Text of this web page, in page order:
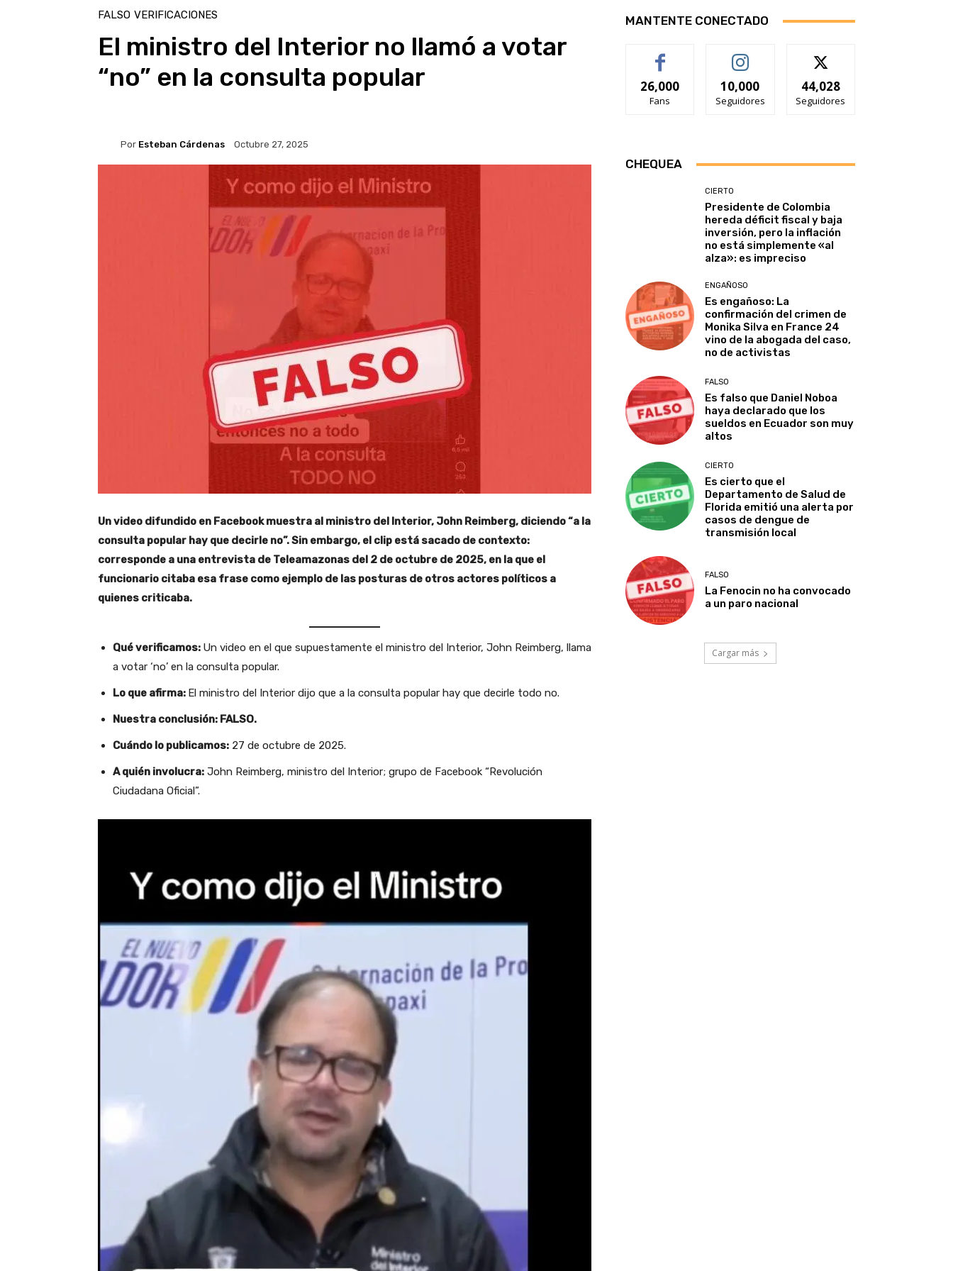
FALSO VERIFICACIONES
El ministro del Interior no llamó a votar
“no” en la consulta popular
Por Esteban Cárdenas Octubre 27, 2025
Un video difundido en Facebook muestra al ministro del Interior, John Reimberg, diciendo “a la
consulta popular hay que decirle no”. Sin embargo, el clip está sacado de contexto:
corresponde a una entrevista de Teleamazonas del 2 de octubre de 2025, en la que el
funcionario citaba esa frase como ejemplo de las posturas de otros actores políticos a
quienes criticaba.
Qué verificamos: Un video en el que supuestamente el ministro del Interior, John Reimberg, llama
a votar ‘no’ en la consulta popular.
Lo que afirma: El ministro del Interior dijo que a la consulta popular hay que decirle todo no.
Nuestra conclusión: FALSO.
Cuándo lo publicamos: 27 de octubre de 2025.
A quién involucra: John Reimberg, ministro del Interior; grupo de Facebook “Revolución
Ciudadana Oficial”.
MANTENTE CONECTADO
26,000
Fans
10,000
Seguidores
44,028
Seguidores
CHEQUEA
CIERTO
Presidente de Colombia
hereda déficit fiscal y baja
inversión, pero la inflación
no está simplemente «al
alza»: es impreciso
ENGAÑOSO
Es engañoso: La
confirmación del crimen de
Monika Silva en France 24
vino de la abogada del caso,
no de activistas
FALSO
Es falso que Daniel Noboa
haya declarado que los
sueldos en Ecuador son muy
altos
CIERTO
Es cierto que el
Departamento de Salud de
Florida emitió una alerta por
casos de dengue de
transmisión local
FALSO
La Fenocin no ha convocado
a un paro nacional
Cargar más